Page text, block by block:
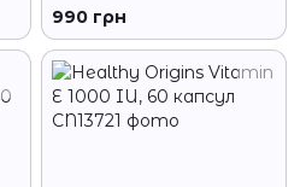
mg, 60 вегакапсул
990 грн